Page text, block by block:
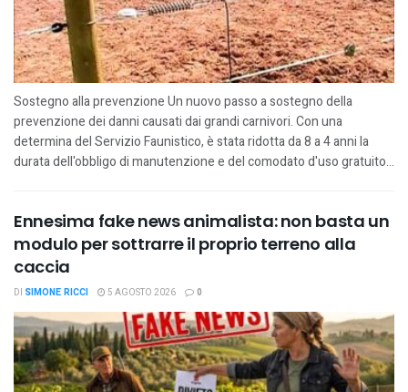
Sostegno alla prevenzione Un nuovo passo a sostegno della
prevenzione dei danni causati dai grandi carnivori. Con una
determina del Servizio Faunistico, è stata ridotta da 8 a 4 anni la
durata dell'obbligo di manutenzione e del comodato d'uso gratuito...
Ennesima fake news animalista: non basta un
modulo per sottrarre il proprio terreno alla
caccia
DI SIMONE RICCI 5 AGOSTO 2026 0